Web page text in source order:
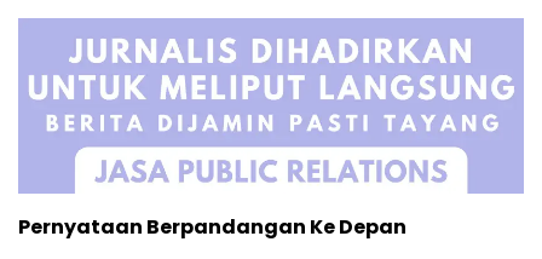
Pernyataan Berpandangan Ke Depan